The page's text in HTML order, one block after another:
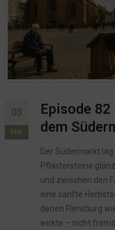
03
Mai
Episode 82
dem
Der Südermarkt
Pflastersteine
und zwischen den
eine sanfte
denen Flensburg
wirkte – nicht